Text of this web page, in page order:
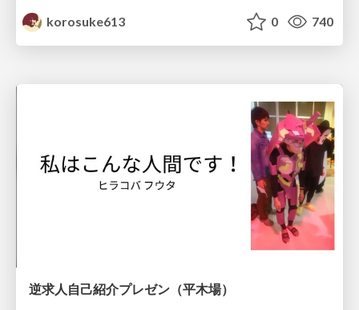
korosuke613
0 740
逆求人自己紹介プレゼン（平木場）